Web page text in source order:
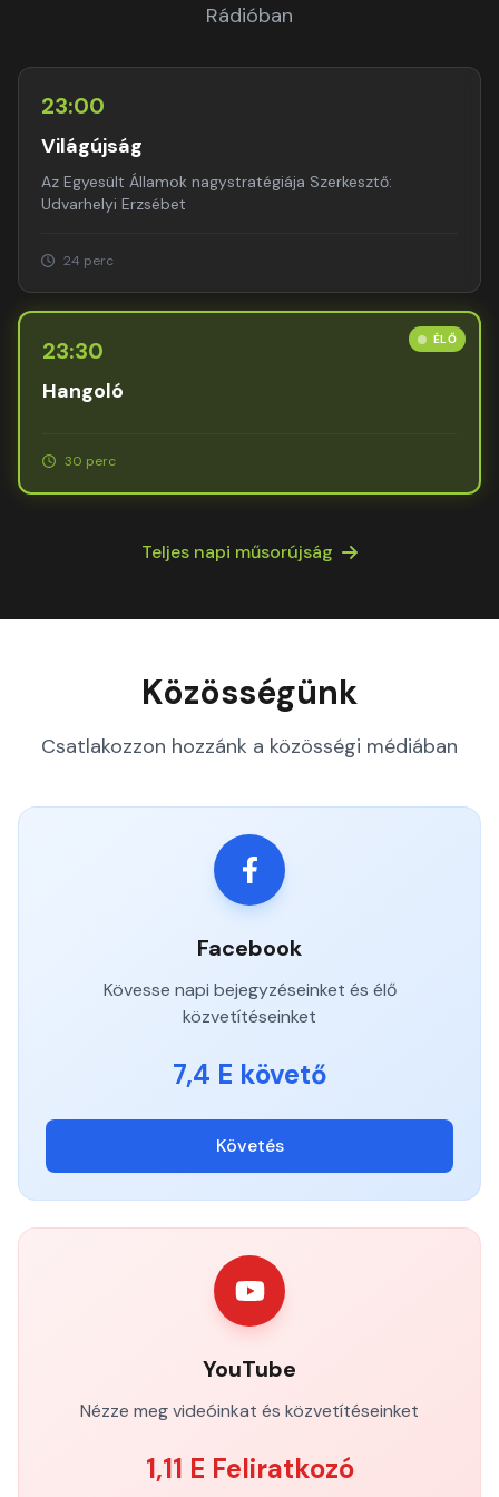
az itt állók közül, akik nem ízlelik meg a halált, amíg
országában.''
Rádióban
23:00
Világújság
Az Egyesült Államok nagystratégiája Szerkesztő:
Udvarhelyi Erzsébet
24 perc
ÉLŐ
23:30
Hangoló
30 perc
Teljes napi műsorújság
Közösségünk
Csatlakozzon hozzánk a közösségi médiában
Facebook
Kövesse napi bejegyzéseinket és élő
közvetítéseinket
7,4 E követő
Követés
YouTube
Nézze meg videóinkat és közvetítéseinket
1,11 E Feliratkozó